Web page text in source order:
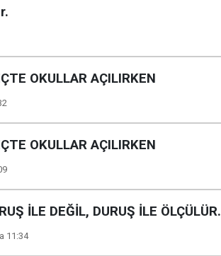
OKULLAR AÇILIRKEN
OKULLAR AÇILIRKEN
İLE DEĞİL, DURUŞ İLE ÖLÇÜLÜR.
11:34